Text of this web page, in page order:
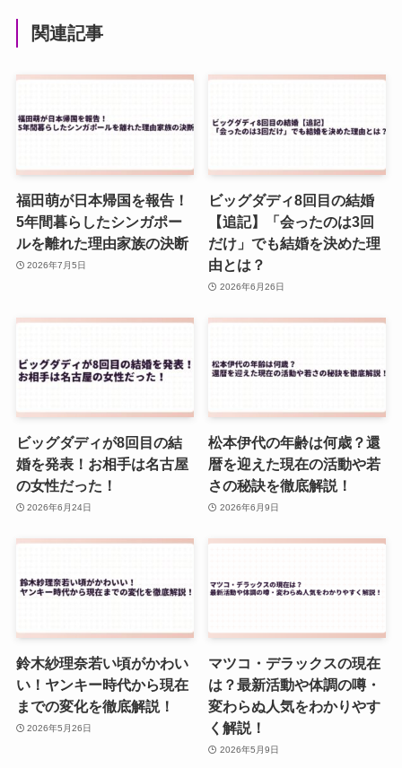
関連記事
福田萌が日本帰国を報告！
5年間暮らしたシンガポー
ルを離れた理由家族の決断
2026年7月5日
ビッグダディ8回目の結婚
【追記】「会ったのは3回
だけ」でも結婚を決めた理
由とは？
2026年6月26日
ビッグダディが8回目の結
婚を発表！お相手は名古屋
の女性だった！
2026年6月24日
松本伊代の年齢は何歳？還
暦を迎えた現在の活動や若
さの秘訣を徹底解説！
2026年6月9日
鈴木紗理奈若い頃がかわい
い！ヤンキー時代から現在
までの変化を徹底解説！
2026年5月26日
マツコ・デラックスの現在
は？最新活動や体調の噂・
変わらぬ人気をわかりやす
く解説！
2026年5月9日